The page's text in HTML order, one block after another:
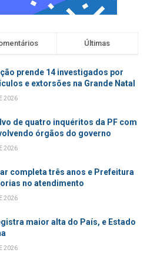
Últimas
prende 14 investigados por
e extorsões na Grande Natal
2026
de quatro inquéritos da PF com
órgãos do governo
2026
completa três anos e Prefeitura
no atendimento
2026
maior alta do País, e Estado
2026